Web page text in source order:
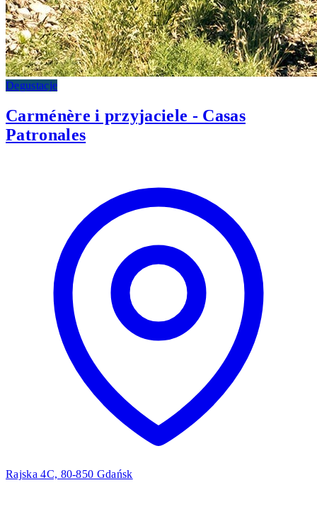
Degustacje
Carménère i przyjaciele - Casas
Patronales
Rajska 4C, 80-850 Gdańsk